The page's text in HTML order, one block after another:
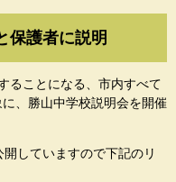
保護者に説明
ることになる、市内すべて
、勝山中学校説明会を開催
していますので下記のリ